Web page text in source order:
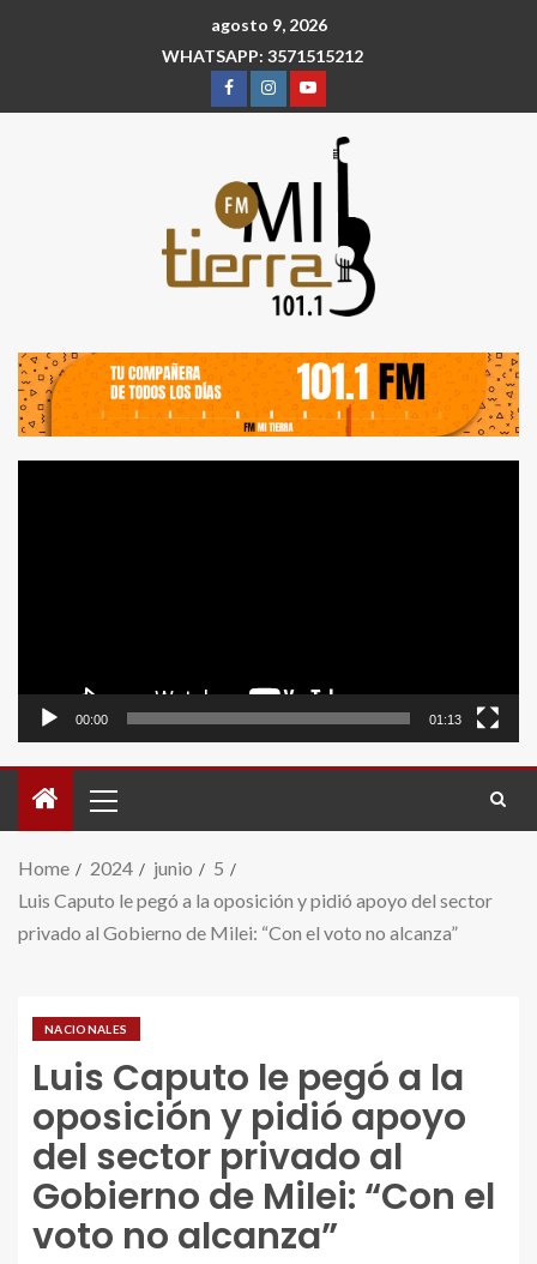
agosto 9, 2026
WHATSAPP: 3571515212
00:00 01:13
Home 2024 junio
5
Luis Caputo le pegó a la oposición y pidió apoyo del sector
privado al Gobierno de Milei: “Con el voto no alcanza”
NACIONALES
Luis Caputo le pegó a la
oposición y pidió apoyo
del sector privado al
Gobierno de Milei: “Con el
voto no alcanza”